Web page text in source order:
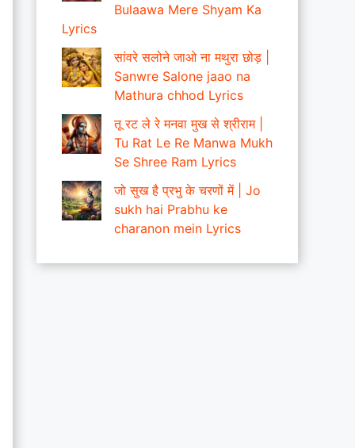
Bulaawa Mere Shyam Ka
Lyrics
सांवरे सलोने जाओ ना मथुरा छोड़ |
Sanwre Salone jaao na
Mathura chhod Lyrics
तू रट ले रे मनवा मुख से श्रीराम |
Tu Rat Le Re Manwa Mukh
Se Shree Ram Lyrics
जो सुख है प्रभु के चरणों में | Jo
sukh hai Prabhu ke
charanon mein Lyrics